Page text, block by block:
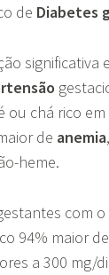
de Diabetes
significativa
chá rico
de anemia
heme.
com
94% maior de
a 300 mg/